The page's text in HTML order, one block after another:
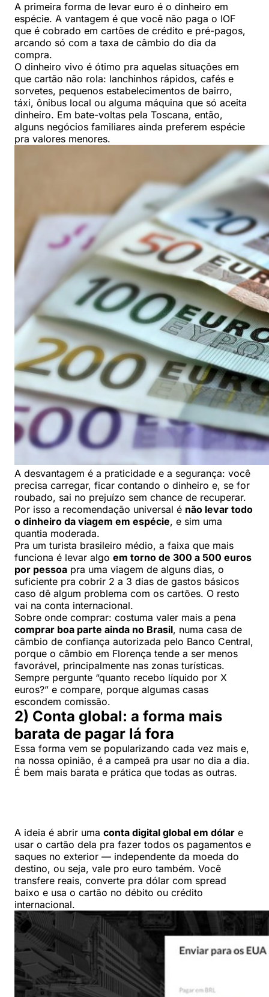
A primeira forma de levar euro é o dinheiro em
espécie. A vantagem é que você não paga o IOF
que é cobrado em cartões de crédito e pré-pagos,
arcando só com a taxa de câmbio do dia da
compra.
O dinheiro vivo é ótimo pra aquelas situações em
que cartão não rola: lanchinhos rápidos, cafés e
sorvetes, pequenos estabelecimentos de bairro,
táxi, ônibus local ou alguma máquina que só aceita
dinheiro. Em bate-voltas pela Toscana, então,
alguns negócios familiares ainda preferem espécie
pra valores menores.
A desvantagem é a praticidade e a segurança: você
precisa carregar, ficar contando o dinheiro e, se for
roubado, sai no prejuízo sem chance de recuperar.
Por isso a recomendação universal é não levar todo
o dinheiro da viagem em espécie, e sim uma
quantia moderada.
Pra um turista brasileiro médio, a faixa que mais
funciona é levar algo em torno de 300 a 500 euros
por pessoa pra uma viagem de alguns dias, o
suficiente pra cobrir 2 a 3 dias de gastos básicos
caso dê algum problema com os cartões. O resto
vai na conta internacional.
Sobre onde comprar: costuma valer mais a pena
comprar boa parte ainda no Brasil, numa casa de
câmbio de confiança autorizada pelo Banco Central,
porque o câmbio em Florença tende a ser menos
favorável, principalmente nas zonas turísticas.
Sempre pergunte “quanto recebo líquido por X
euros?” e compare, porque algumas casas
escondem comissão.
2) Conta global: a forma mais
barata de pagar lá fora
Essa forma vem se popularizando cada vez mais e,
na nossa opinião, é a campeã pra usar no dia a dia.
É bem mais barata e prática que todas as outras.
A ideia é abrir uma conta digital global em dólar e
usar o cartão dela pra fazer todos os pagamentos e
saques no exterior — independente da moeda do
destino, ou seja, vale pro euro também. Você
transfere reais, converte pra dólar com spread
baixo e usa o cartão no débito ou crédito
internacional.